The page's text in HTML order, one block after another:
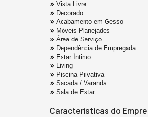
Vista Livre
Decorado
Acabamento em Gesso
Móveis Planejados
Área de Serviço
Dependência de Empregada
Estar Íntimo
Living
Piscina Privativa
Sacada / Varanda
Sala de Estar
Características do